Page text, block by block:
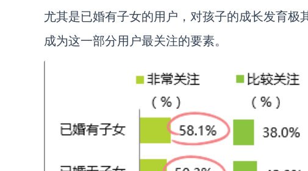
尤其是已婚有子女的用户，对孩子的成长发育
成为这一部分用户最关注的要素。